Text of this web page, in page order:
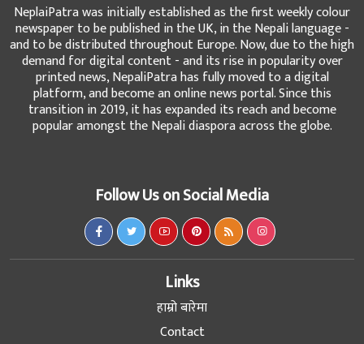
NeplaiPatra was initially established as the first weekly colour
newspaper to be published in the UK, in the Nepali language -
and to be distributed throughout Europe. Now, due to the high
demand for digital content - and its rise in popularity over
printed news, NepaliPatra has fully moved to a digital
platform, and become an online news portal. Since this
transition in 2019, it has expanded its reach and become
popular amongst the Nepali diaspora across the globe.
Follow Us on Social Media
Links
हाम्रो बारेमा
Contact